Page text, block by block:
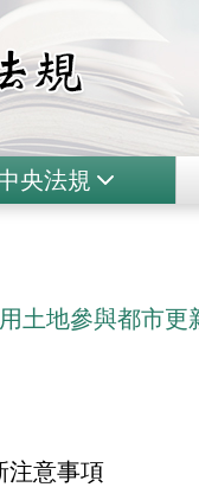
央法規
土地參與都市更
注意事項